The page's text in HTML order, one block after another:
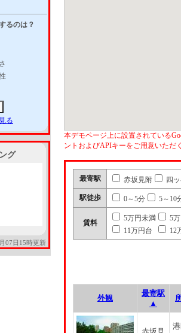
るのは？
る
グ
07日15時更新
本デモページ上に設置されている
ントおよびAPIキーをご用意いただ
最寄駅 赤坂見附 四
駅徒歩 0～5分 5～10
賃料
5万円未満
5
11万円台
12
外観
最寄駅
▲